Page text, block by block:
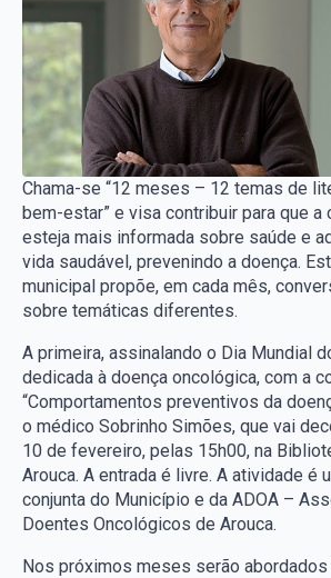
Chama-se “12 meses – 12 temas de
bem-estar” e visa contribuir para que a
esteja mais informada sobre saúde e
vida saudável, prevenindo a doença.
municipal propõe, em cada mês,
sobre temáticas diferentes.
A primeira, assinalando o Dia Mundial
dedicada à doença oncológica, com a
“Comportamentos preventivos da
o médico Sobrinho Simões, que vai
10 de fevereiro, pelas 15h00, na
Arouca. A entrada é livre. A atividade é
conjunta do Município e da ADOA –
Doentes Oncológicos de Arouca.
Nos próximos meses serão